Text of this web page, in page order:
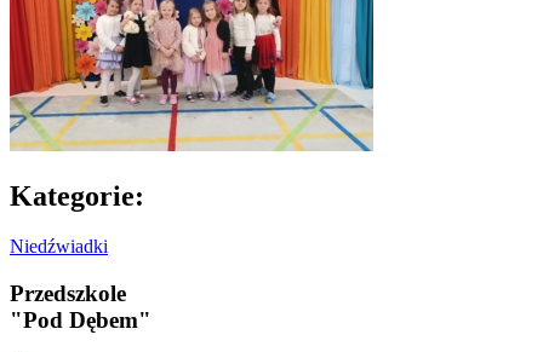
Kategorie:
Niedźwiadki
Przedszkole
"Pod Dębem"